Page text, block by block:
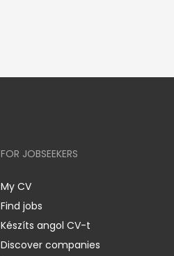
FOR JOBSEEKERS
My CV
Find jobs
Készíts angol CV-t
Discover companies